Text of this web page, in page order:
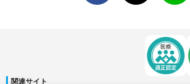
関連サイト